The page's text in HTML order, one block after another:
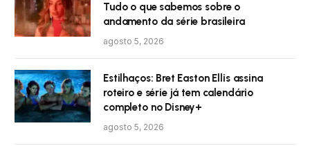
Tudo o que sabemos sobre o
andamento da série brasileira
agosto 5, 2026
Estilhaços: Bret Easton Ellis assina
roteiro e série já tem calendário
completo no Disney+
agosto 5, 2026